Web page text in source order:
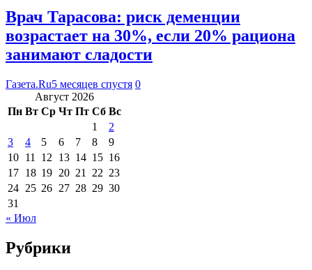
Врач Тарасова: риск деменции
возрастает на 30%, если 20% рациона
занимают сладости
Газета.Ru5 месяцев спустя 0
Август 2026
Пн Вт Ср Чт Пт Сб Вс
1
2
3
4 5 6 7 8
9
10 11 12 13 14 15 16
17 18 19 20 21 22 23
24 25 26 27 28 29 30
31
« Июл
Рубрики